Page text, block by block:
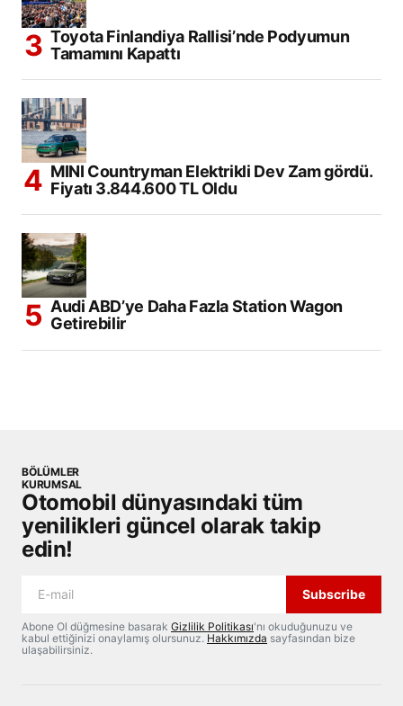
Toyota Finlandiya Rallisi’nde Podyumun
Tamamını Kapattı
MINI Countryman Elektrikli Dev Zam gördü.
Fiyatı 3.844.600 TL Oldu
Audi ABD’ye Daha Fazla Station Wagon
Getirebilir
BÖLÜMLER
KURUMSAL
Otomobil dünyasındaki tüm
yenilikleri güncel olarak takip
edin!
Subscribe
Abone Ol düğmesine basarak Gizlilik Politikası'nı okuduğunuzu ve
kabul ettiğinizi onaylamış olursunuz. Hakkımızda sayfasından bize
ulaşabilirsiniz.